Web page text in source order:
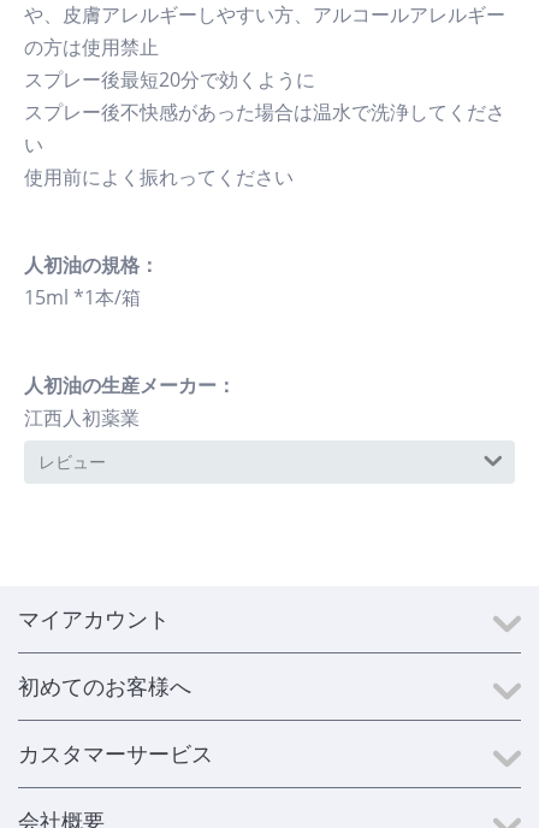
や、皮膚アレルギーしやすい方、アルコールアレルギー
の方は使用禁止
スプレー後最短20分で効くように
スプレー後不快感があった場合は温水で洗浄してくださ
い
使用前によく振れってください
人初油の規格：
15ml *1本/箱
人初油の生産メーカー：
江西人初薬業
レビュー
マイアカウント
初めてのお客様へ
カスタマーサービス
会社概要